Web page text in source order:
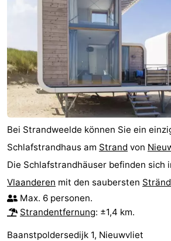
Bei Strandweelde können Sie ein
Schlafstrandhaus am Strand von
Die Schlafstrandhäuser befinden sich
Vlaanderen mit den saubersten
Max. 6 personen.
Strandentfernung: ±1,4 km.
Baanstpoldersedijk 1, Nieuwvliet